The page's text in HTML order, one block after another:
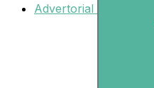
Advertorial